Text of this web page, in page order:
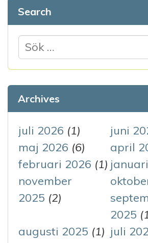
Search
ö
e
f
t
e
r
:
Archives
juli 2026 (1) juni
maj 2026 (6) april
februari 2026 (1)
november
2025 (2)
2025
augusti 2025 (1) juli